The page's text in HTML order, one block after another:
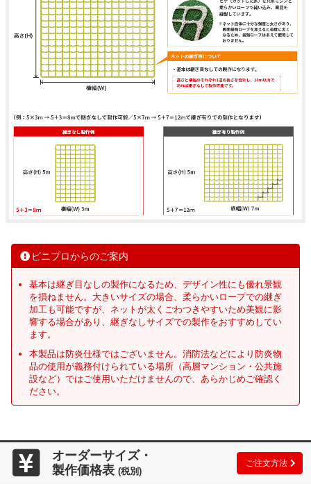
ビニプロからのご案内
基本は継ぎ目なしの製作になるため、デザイン性にも優れ景観
を損ねません。大きいサイズの場合、柔らかいロープでの継ぎ
加工も可能ですが、ネットが太くごわつきやすいため美観に影
響する場合があり、継ぎなしサイズでの製作をおすすめしてい
ます。
本製品は防炎仕様ではございません。消防法などにより防炎物
品の使用が義務付けられている場所（高層マンション・公共施
設など）ではご使用いただけませんので、あらかじめご確認く
ださい。
オーダーサイズ・
製作価格表 (税別)
ご注文方法